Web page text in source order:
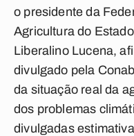
o presidente da
Agricultura do
Liberalino Lucena,
divulgado pela
da situação real da
dos problemas
divulgadas